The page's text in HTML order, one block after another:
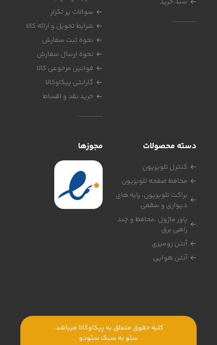
سوالات پر تکرار
شرایط تحویل و ارائه کالا
نحوه ثبت سفارش
نحوه ارسال سفارش
قوانین مرجوعی کالا
گارانتی پیکاوکالا
خرید نقد و اقساط
دسته محصولات
کنترل تلویزیون
محافظ صفحه تلویزیون
براکت تلویزیون، پایه های
دیواری و سقفی
پاور ماژول ،محافظ و چند
راهی برق
آنتن رومیزی
آنتن هوایی
مجوزها
کلیه حقوق متعلق به پیکاوکالا میباشد.
سئو به سبک سئودو